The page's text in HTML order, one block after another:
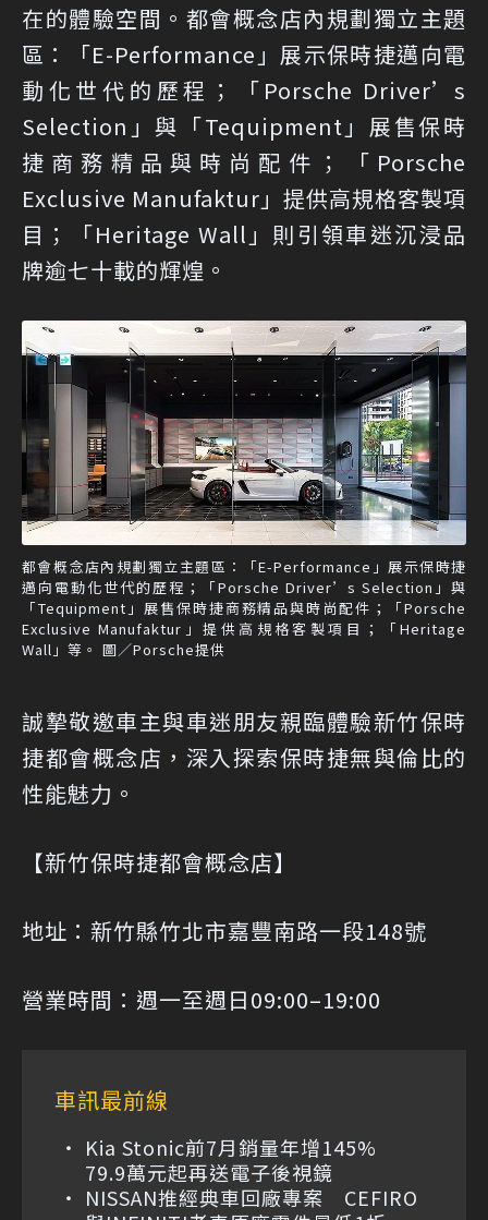
在的體驗空間。都會概念店內規劃獨立主題
區：「E-Performance」展示保時捷邁向電
動化世代的歷程；「Porsche Driver’s
Selection」與「Tequipment」展售保時
捷商務精品與時尚配件；「Porsche
Exclusive Manufaktur」提供高規格客製項
目；「Heritage Wall」則引領車迷沉浸品
牌逾七十載的輝煌。
都會概念店內規劃獨立主題區：「E-Performance」展示保時捷
邁向電動化世代的歷程；「Porsche Driver’s Selection」與
「Tequipment」展售保時捷商務精品與時尚配件；「Porsche
Exclusive Manufaktur」提供高規格客製項目；「Heritage
Wall」等。 圖／Porsche提供
誠摯敬邀車主與車迷朋友親臨體驗新竹保時
捷都會概念店，深入探索保時捷無與倫比的
性能魅力。
【新竹保時捷都會概念店】
地址：新竹縣竹北市嘉豐南路一段148號
營業時間：週一至週日09:00–19:00
車訊最前線
Kia Stonic前7月銷量年增145%
79.9萬元起再送電子後視鏡
NISSAN推經典車回廠專案 CEFIRO